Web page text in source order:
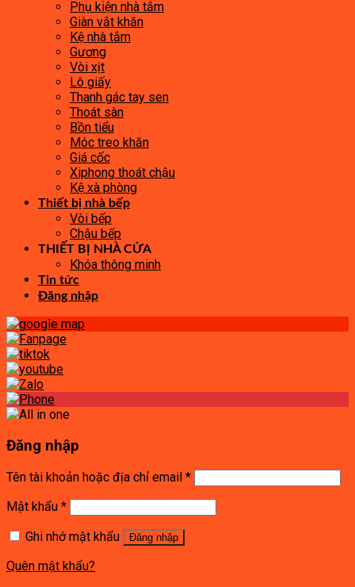
Phụ kiện nhà tắm
Giàn vắt khăn
Kệ nhà tắm
Gương
Vòi xịt
Lô giấy
Thanh gác tay sen
Thoát sàn
Bồn tiểu
Móc treo khăn
Giá cốc
Xiphong thoát chậu
Kệ xà phòng
Thiết bị nhà bếp
Vòi bếp
Chậu bếp
THIẾT BỊ NHÀ CỬA
Khóa thông minh
Tin tức
Đăng nhập
Đăng nhập
Tên tài khoản hoặc địa chỉ email *
Mật khẩu *
Ghi nhớ mật khẩu
Đăng nhập
Quên mật khẩu?